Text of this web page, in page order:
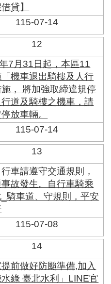
貸】
115-07-14
12
7月31日起，本區11
機車退出騎樓及人行
， 將加強取締違規停
道及騎樓之機車，請
放車輛。
115-07-14
13
車請遵守交通規則，
故發生。自行車騎乘
騎車道、守規則，平安
115-07-08
14
前做好防颱準備,加入
水綠 臺北水利」LINE官